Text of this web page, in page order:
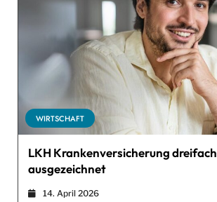
WIRTSCHAFT
LKH Krankenversicherung dreifach
ausgezeichnet
14. April 2026